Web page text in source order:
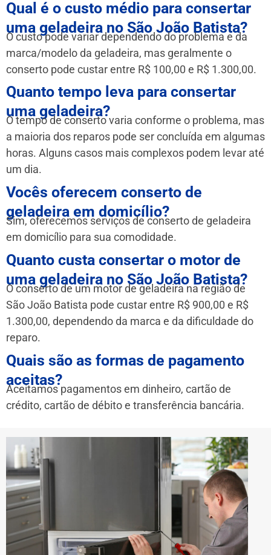
Qual é o custo médio para consertar
uma geladeira no São João Batista?
O custo pode variar dependendo do problema e da
marca/modelo da geladeira, mas geralmente o
conserto pode custar entre R$ 100,00 e R$ 1.300,00.
Quanto tempo leva para consertar
uma geladeira?
O tempo de conserto varia conforme o problema, mas
a maioria dos reparos pode ser concluída em algumas
horas. Alguns casos mais complexos podem levar até
um dia.
Vocês oferecem conserto de
geladeira em domicílio?
Sim, oferecemos serviços de conserto de geladeira
em domicílio para sua comodidade.
Quanto custa consertar o motor de
uma geladeira no São João Batista?
O conserto de um motor de geladeira na região de
São João Batista pode custar entre R$ 900,00 e R$
1.300,00, dependendo da marca e da dificuldade do
reparo.
Quais são as formas de pagamento
aceitas?
Aceitamos pagamentos em dinheiro, cartão de
crédito, cartão de débito e transferência bancária.